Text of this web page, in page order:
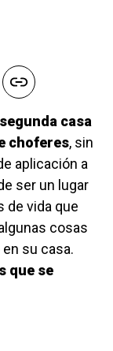
casa
choferes, sin
aplicación a
ser un lugar
de vida que
cosas
su casa.
que se